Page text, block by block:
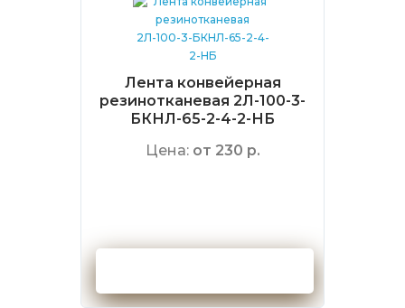
Лента конвейерная
резинотканевая 2Л-100-3-
БКНЛ-65-2-4-2-НБ
Цена: от 230 р.